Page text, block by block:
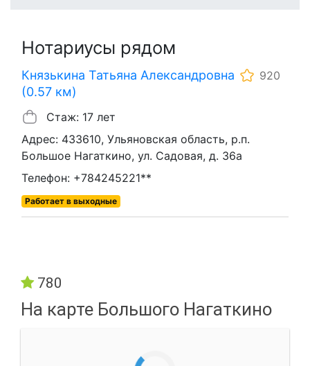
Нотариусы рядом
Князькина Татьяна Александровна
(0.57 км)
920
Стаж: 17 лет
Адрес: 433610, Ульяновская область, р.п.
Большое Нагаткино, ул. Садовая, д. 36а
Телефон: +784245221**
Работает в выходные
780
На карте Большого Нагаткино